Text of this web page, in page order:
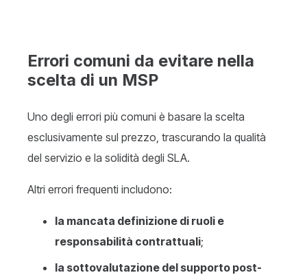
Errori comuni da evitare nella
scelta di un MSP
Uno degli errori più comuni è basare la scelta
esclusivamente sul prezzo, trascurando la qualità
del servizio e la solidità degli SLA.
Altri errori frequenti includono:
la mancata definizione di ruoli e
responsabilità contrattuali;
la sottovalutazione del supporto post-